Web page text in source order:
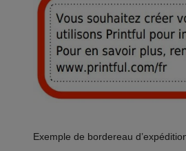
Exemple de bordereau